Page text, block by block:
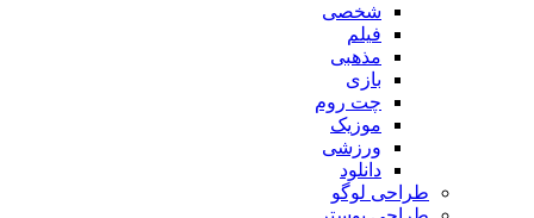
شخصی
فیلم
مذهبی
بازی
چت روم
موزیک
ورزشی
دانلود
طراحی لوگو